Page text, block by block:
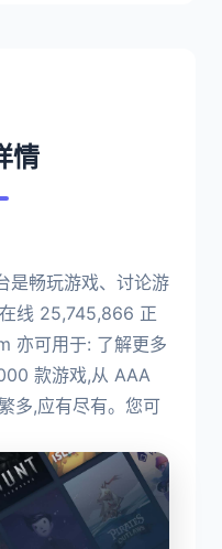
情
是畅玩游戏、讨论游
线 25,745,866 正
亦可用于: 了解更多
款游戏,从 AAA
多,应有尽有。您可